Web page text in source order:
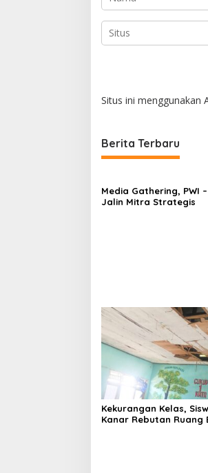
Situs ini menggunakan
Berita Terbaru
Media Gathering, PWI
Jalin Mitra Strategis
Kekurangan Kelas,
Kanar Rebutan Ruang